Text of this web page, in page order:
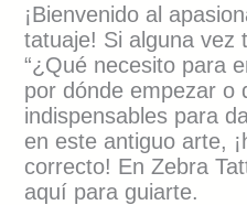
¡Bienvenido al
tatuaje! Si alguna vez
“¿Qué necesito para
por dónde empezar o
indispensables para
en este antiguo arte,
correcto! En Zebra
aquí para guiarte.